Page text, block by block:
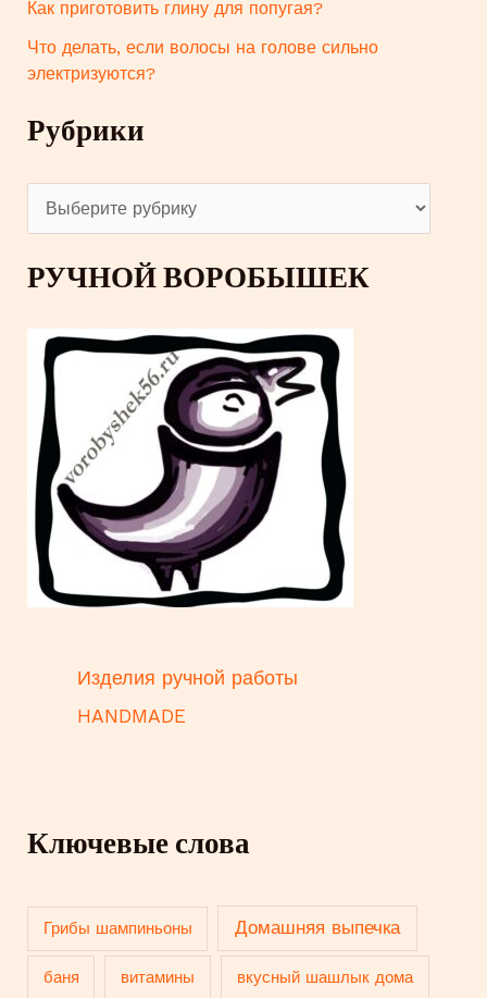
Как приготовить глину для попугая?
Что делать, если волосы на голове сильно
электризуются?
Рубрики
у
б
РУЧНОЙ ВОРОБЫШЕК
Изделия ручной работы
HANDMADE
Ключевые слова
Грибы шампиньоны Домашняя выпечка
баня витамины вкусный шашлык дома